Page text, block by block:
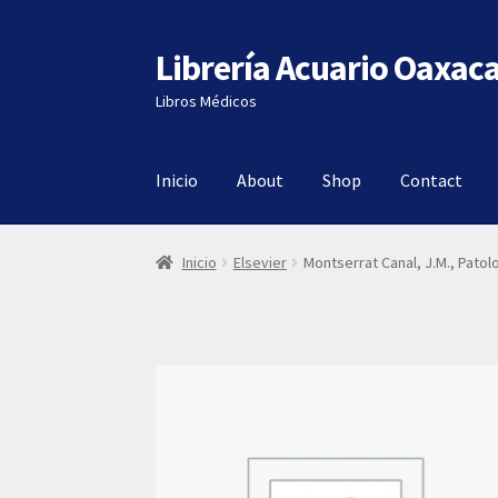
Ir
a
la
Ir
al
contenido
Librería Acuario
Libros Médicos
Inicio About Shop Contact
Inicio Elsevier Montserrat Canal, J.M.,